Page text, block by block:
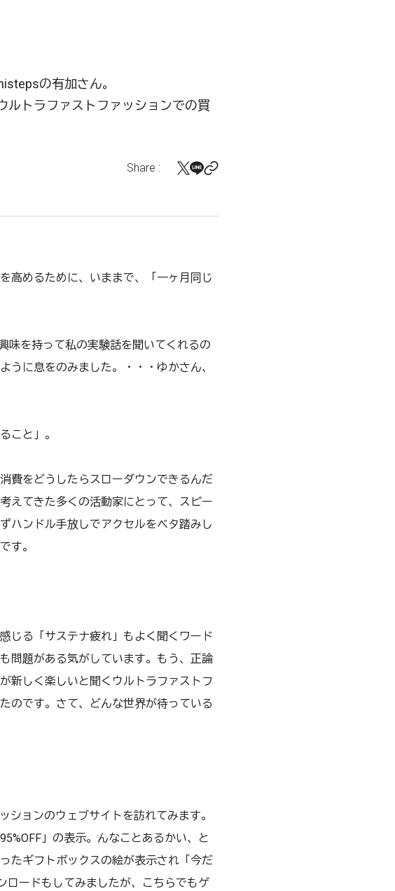
の有加さん。
ルトラファストファッションでの買
Share :
高めるために、いままで、「一ヶ月同じ
味を持って私の実験話を聞いてくれるの
うに息をのみました。・・・ゆかさん、
こと」。
費をどうしたらスローダウンできるんだ
えてきた多くの活動家にとって、スピー
ハンドル手放しでアクセルをベタ踏みし
す。
じる「サステナ疲れ」もよく聞くワード
問題がある気がしています。もう、正論
新しく楽しいと聞くウルトラファストフ
のです。さて、どんな世界が待っている
ョンのウェブサイトを訪れてみます。
」の表示。んなことあるかい、と
たギフトボックスの絵が表示され「今だ
ロードもしてみましたが、こちらでもゲ